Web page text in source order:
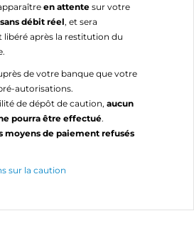
en attente sur votre
sans débit réel, et sera
après la restitution du
de votre banque que votre
autorisations.
de dépôt de caution, aucun
pourra être effectué.
moyens de paiement refusés
sur la caution